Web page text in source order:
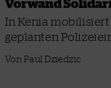
Vorwand
In Kenia mobilisiert
geplanten
Von Paul Dziedzic